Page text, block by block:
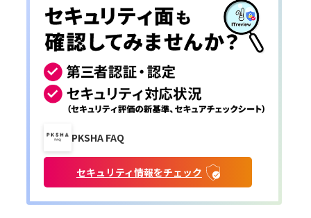
PKSHA FAQ
セキュリティ情報をチェック